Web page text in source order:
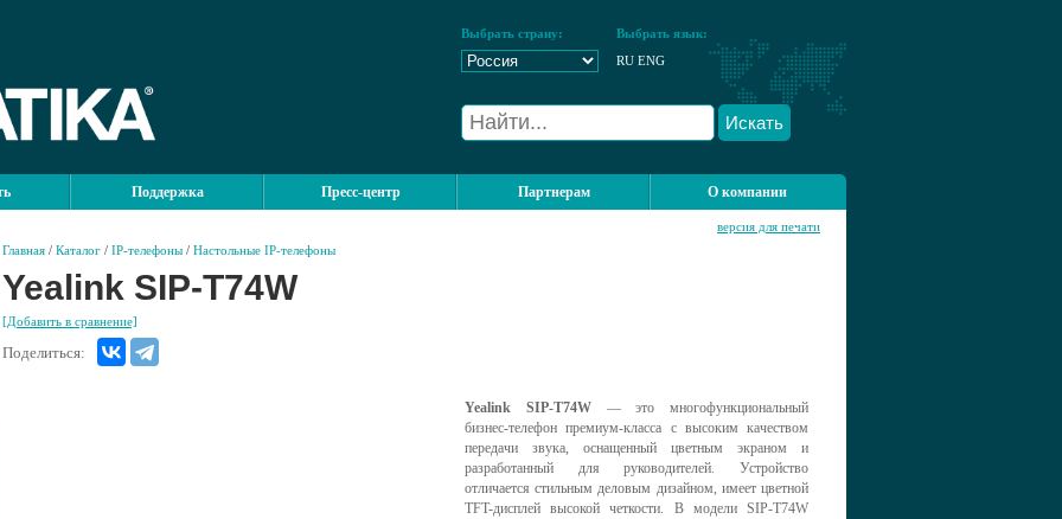
Выбрать страну:
Выбрать язык:
RU ENG
Искать
Поддержка Пресс-центр Партнерам О компании
Главная / Каталог / IP-телефоны / Настольные IP-телефоны
версия для печати
Yealink SIP-T74W
[Добавить в сравнение]
Поделиться:
Yealink SIP-T74W— это многофункциональный
бизнес-телефон премиум-класса с высоким качеством
передачи звука, оснащенный цветным экраном и
разработанный для руководителей. Устройство
отличается стильным деловым дизайном, имеет цветной
TFT-дисплей высокой четкости. В модели SIP-T74W